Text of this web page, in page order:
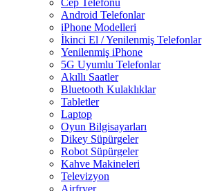
Android Telefonlar
iPhone Modelleri
İkinci El / Yenilenmiş Telefonlar
Yenilenmiş iPhone
5G Uyumlu Telefonlar
Akıllı Saatler
Bluetooth Kulaklıklar
Tabletler
Laptop
Oyun Bilgisayarları
Dikey Süpürgeler
Robot Süpürgeler
Kahve Makineleri
Televizyon
Airfryer